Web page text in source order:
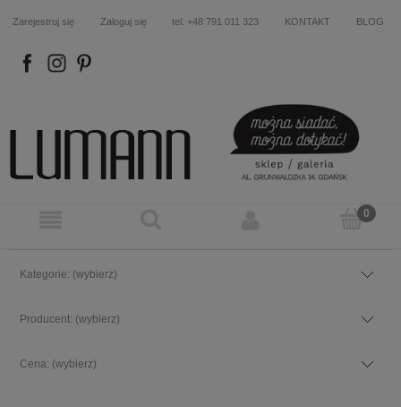
Zarejestruj się Zaloguj się tel. +48 791 011 323 KONTAKT BLOG
FB IN P
Kategorie: (wybierz)
Producent: (wybierz)
Cena: (wybierz)